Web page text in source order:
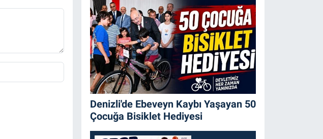
Denizli'de Ebeveyn Kaybı Yaşayan 50
Çocuğa Bisiklet Hediyesi